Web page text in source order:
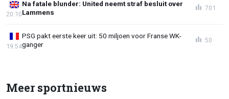
Na fatale blunder: United neemt straf besluit over
Lammens
20:10
701
PSG pakt eerste keer uit: 50 miljoen voor Franse WK-
ganger
19:54
50
Meer sportnieuws